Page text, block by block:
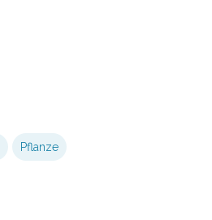
Pflanze